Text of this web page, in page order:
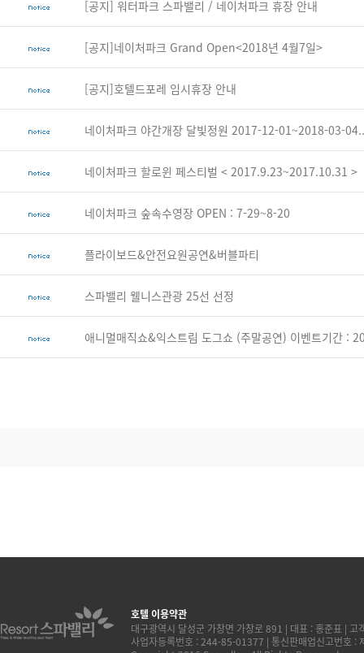
[공지] 워터파크 스파밸리 / 네이처파크 휴장 안내
[공지]네이처파크 Grand Open<2018년 4월7일>
[공지]호텔드포레 임시휴장 안내
네이처파크 야간개장 달빛정원 2017-12-01~2018-03-
네이처파크 할로윈 페스티벌 < 2017.9.23~2017.10.31 >
네이처파크 숲속수영장 OPEN : 7-29~8-20
플라이보드&안전요원공연&버블파티
스파밸리 웰니스관광 25선 선정
애니멀매직쇼&익스트림 도그쇼 (주말공연) 이벤트기간 :
호텔 이용약관
대구광역시 달성군 가창면 가창로 891 | 대표 : 홍준표 |
사업자등록번호 : 244-85-01377 | 통신판매업신고번호 :